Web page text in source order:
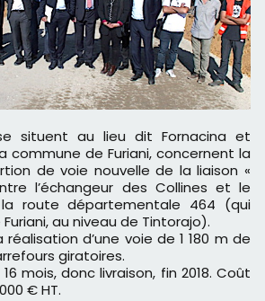
commune de Furiani, concernent la
de voie nouvelle de la liaison «
l’échangeur des Collines et le
route départementale 464 (qui
au niveau de Tintorajo).
d’une voie de 1 180 m de
giratoires.
mois, donc livraison, fin 2018. Coût
€ HT.